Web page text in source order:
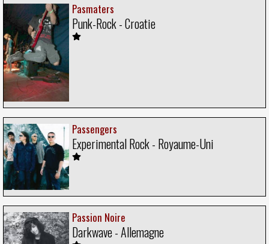
Pasmaters
Punk-Rock - Croatie
Passengers
Experimental Rock - Royaume-Uni
Passion Noire
Darkwave - Allemagne